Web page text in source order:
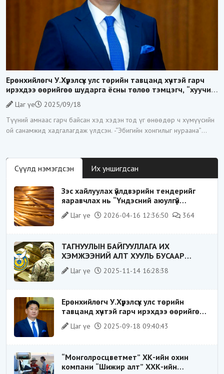
Ерөнхийлөгч У.Хүрэлсүх улс төрийн тавцанд хүчтэй гарч
ирэхдээ өөрийгөө шударга ёсны төлөө тэмцэгч, “хуучин
тогтолцооны хонгилыг нураагч” гэсэн дүрээр ард түмэнд
таниулсан.
Цаг үе
2025/09/18
Түүний амнаас гарч байсан хэд хэдэн тод үг өнөөдөр ч хүмүүсийн
ой санамжид хадгалагдаж үлдсэн. -“Эбигийн хонгилыг нураана”
Сүүлд нэмэгдсэн Их уншигдсан
Зэс хайлуулах үйлдвэрийн тендерийг
яаравчлах нь “Үндэсний аюулгүй
байдал“-д эрсдэлтэй юу?
Цаг үе 2026-04-16 12:36:50 364
ТАГНУУЛЫН БАЙГУУЛЛАГА ИХ
ХЭМЖЭЭНИЙ АЛТ ХУУЛЬ БУСААР
ХИЛЭЭР ГАРГАХ ГЭЖ БАЙСАН
ҮЙЛДЛИЙГ ТАСЛАН ЗОГСООЛОО
Цаг үе 2025-11-14 16:28:38
Ерөнхийлөгч У.Хүрэлсүх улс төрийн
тавцанд хүчтэй гарч ирэхдээ өөрийгөө
шударга ёсны төлөө тэмцэгч, “хуучин
тогтолцооны хонгилыг нураагч” гэсэн
Цаг үе 2025-09-18 09:40:43
“Монголросцветмет” ХК-ийн охин
компани “Шижир алт” ХХК-ийн